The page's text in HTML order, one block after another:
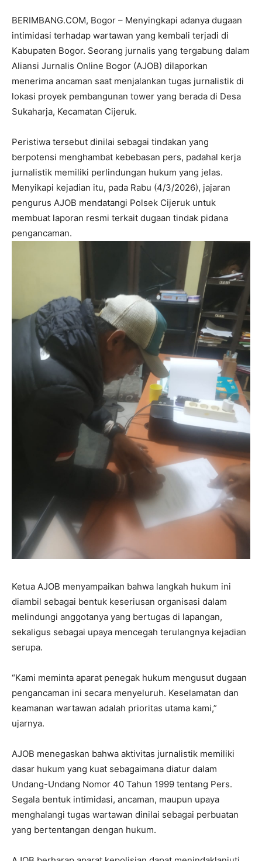
BERIMBANG.COM, Bogor – Menyingkapi adanya dugaan
intimidasi terhadap wartawan yang kembali terjadi di
Kabupaten Bogor. Seorang jurnalis yang tergabung dalam
Aliansi Jurnalis Online Bogor (AJOB) dilaporkan
menerima ancaman saat menjalankan tugas jurnalistik di
lokasi proyek pembangunan tower yang berada di Desa
Sukaharja, Kecamatan Cijeruk.
Peristiwa tersebut dinilai sebagai tindakan yang
berpotensi menghambat kebebasan pers, padahal kerja
jurnalistik memiliki perlindungan hukum yang jelas.
Menyikapi kejadian itu, pada Rabu (4/3/2026), jajaran
pengurus AJOB mendatangi Polsek Cijeruk untuk
membuat laporan resmi terkait dugaan tindak pidana
pengancaman.
Ketua AJOB menyampaikan bahwa langkah hukum ini
diambil sebagai bentuk keseriusan organisasi dalam
melindungi anggotanya yang bertugas di lapangan,
sekaligus sebagai upaya mencegah terulangnya kejadian
serupa.
“Kami meminta aparat penegak hukum mengusut dugaan
pengancaman ini secara menyeluruh. Keselamatan dan
keamanan wartawan adalah prioritas utama kami,”
ujarnya.
AJOB menegaskan bahwa aktivitas jurnalistik memiliki
dasar hukum yang kuat sebagaimana diatur dalam
Undang-Undang Nomor 40 Tahun 1999 tentang Pers.
Segala bentuk intimidasi, ancaman, maupun upaya
menghalangi tugas wartawan dinilai sebagai perbuatan
yang bertentangan dengan hukum.